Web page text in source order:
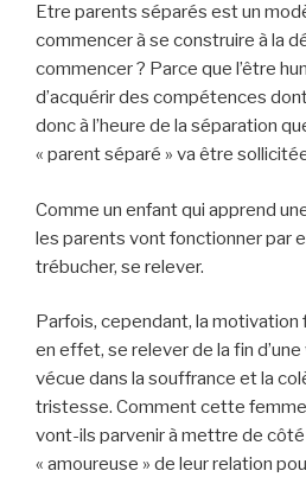
Etre parents séparés est un
commencer à se construire à la
commencer ? Parce que l’être
d’acquérir des compétences dont
donc à l’heure de la séparation
« parent séparé » va être
Comme un enfant qui apprend
les parents vont fonctionner par
trébucher, se relever.
Parfois, cependant, la motivation
en effet, se relever de la fin
vécue dans la souffrance et la
tristesse. Comment cette
vont-ils parvenir à mettre de
« amoureuse » de leur relation